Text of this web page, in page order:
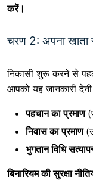
करें।
चरण 2: अपना खाता
निकासी शुरू करने से
आपको यह जानकारी
पहचान का प्रमाण
निवास का प्रमाण
भुगतान विधि
बिनारियम की सुरक्षा